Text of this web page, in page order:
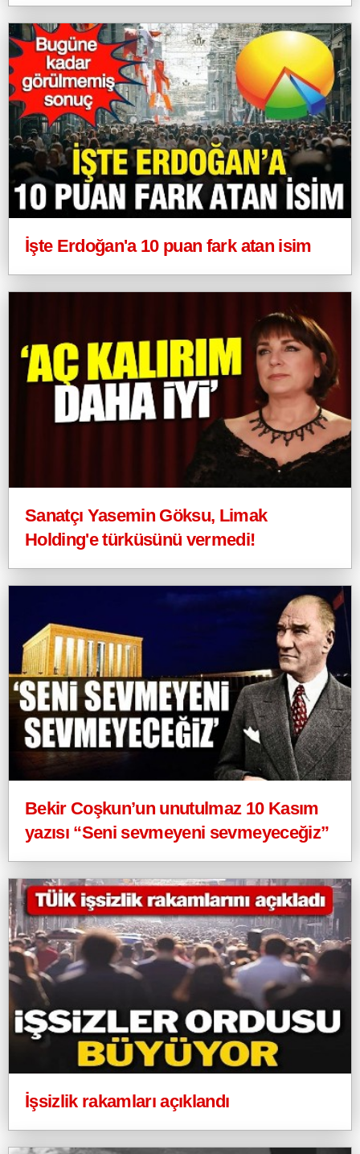
İşte Erdoğan'a 10 puan fark atan isim
Sanatçı Yasemin Göksu, Limak
Holding'e türküsünü vermedi!
Bekir Coşkun’un unutulmaz 10 Kasım
yazısı “Seni sevmeyeni sevmeyeceğiz”
İşsizlik rakamları açıklandı